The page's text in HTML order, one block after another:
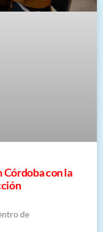
Córdoba con la
de